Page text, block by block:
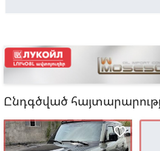
Ընդգծված
favorite_border